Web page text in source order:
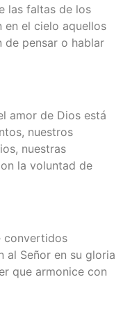
las faltas de los
en el cielo aquellos
de pensar o hablar
amor de Dios está
nuestros
nuestras
la voluntad de
convertidos
al Señor en su gloria
que armonice con